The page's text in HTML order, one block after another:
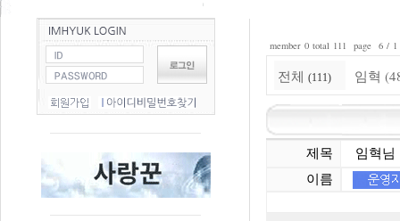
member 0 total 111 page 6 / 1
전체 (111) 임혁
제목
임혁님
이름